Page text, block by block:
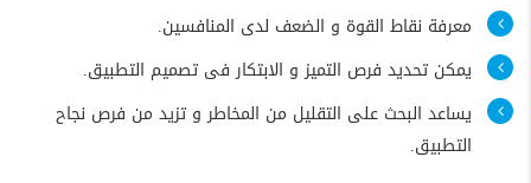
معرفة نقاط القوة و الضعف لدى المنافسين.
يمكن تحديد فرص التميز و الابتكار فى تصميم التطبيق.
يساعد البحث على التقليل من المخاطر و تزيد من فرص نجاح
التطبيق.